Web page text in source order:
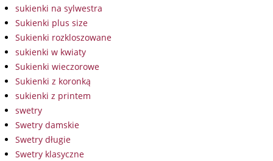
sukienki na sylwestra
Sukienki plus size
Sukienki rozkloszowane
sukienki w kwiaty
Sukienki wieczorowe
Sukienki z koronką
sukienki z printem
swetry
Swetry damskie
Swetry długie
Swetry klasyczne